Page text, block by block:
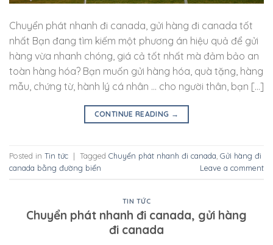
Chuyển phát nhanh đi canada, gửi hàng đi canada tốt
nhất Bạn đang tìm kiếm một phương án hiệu quả để gửi
hàng vừa nhanh chóng, giá cả tốt nhất mà đảm bảo an
toàn hàng hóa? Bạn muốn gửi hàng hóa, quà tặng, hàng
mẫu, chứng từ, hành lý cá nhân … cho người thân, bạn […]
CONTINUE READING →
Posted in Tin tức | Tagged Chuyển phát nhanh đi canada Gửi hàng đi
canada bằng đường biển
Leave a comment
TIN TỨC
Chuyển phát nhanh đi canada, gửi hàng
đi canada